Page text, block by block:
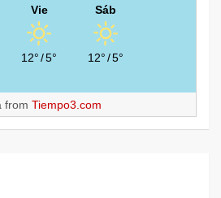
Vie
12°/5°
Sáb
12°/5°
from Tiempo3.com